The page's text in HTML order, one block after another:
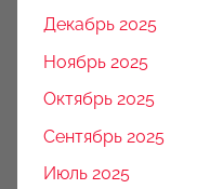
Декабрь 2025
Ноябрь 2025
Октябрь 2025
Сентябрь 2025
Июль 2025